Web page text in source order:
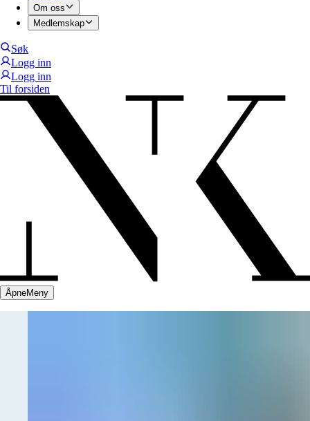
Om oss
Medlemskap
Søk
Logg inn
Logg inn
Til forsiden
ÅpneMeny